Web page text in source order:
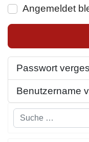
Angemeldet
Passwort
Benutzername
Suchen